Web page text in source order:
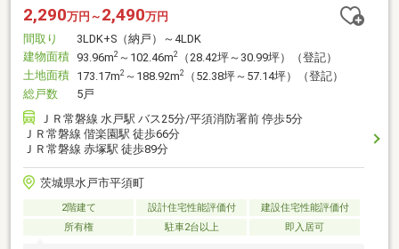
2,290万円～ 2,490万円
間取り
3LDK+S（納戸）～4LDK
建物面積 93.96m2 ～102.46m2
（28.42坪～30.99坪）（登記）
土地面積 173.17m2 ～188.92m2
（52.38坪～57.14坪）（登記）
総戸数
5戸
ＪＲ常磐線 水戸駅 バス25分/平須消防署前 停歩5分
ＪＲ常磐線 偕楽園駅 徒歩66分
ＪＲ常磐線 赤塚駅 徒歩89分
茨城県水戸市平須町
2階建て 設計住宅性能評価付
建設住宅性能評価付
所有権
駐車2台以上 即入居可